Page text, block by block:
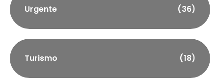
Urgente (36)
Turismo (18)